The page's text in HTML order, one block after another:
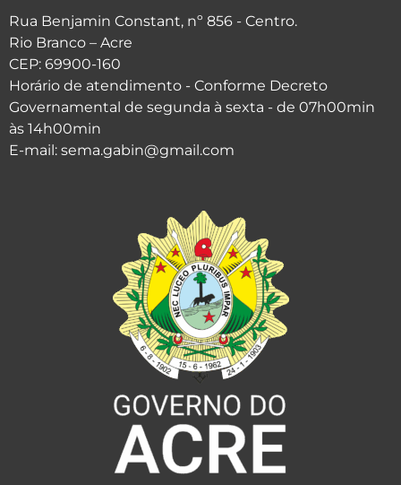
Rua Benjamin Constant, nº 856 - Centro.
Rio Branco – Acre
CEP: 69900-160
Horário de atendimento - Conforme Decreto
Governamental de segunda à sexta - de 07h00min
às 14h00min
E-mail: sema.gabin@gmail.com